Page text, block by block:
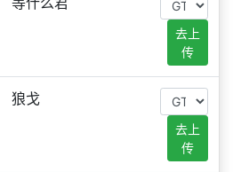
去上
传
狼戈
去上
传